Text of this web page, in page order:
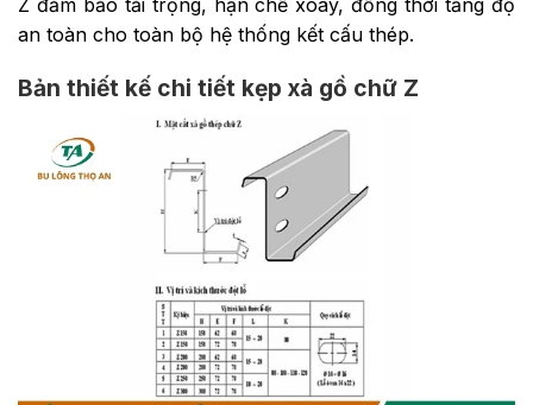
an toàn cho toàn bộ hệ thống kết cấu thép.
Bản thiết kế chi tiết kẹp xà gồ chữ Z